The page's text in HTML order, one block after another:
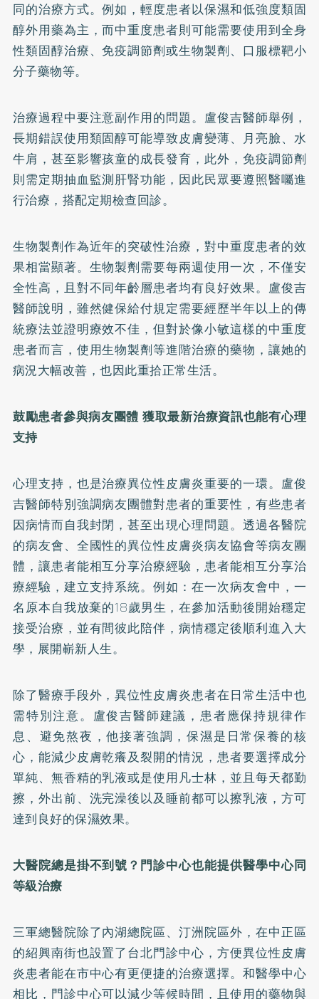
同的治療方式。例如，輕度患者以保濕和低強度類固
醇外用藥為主，而中重度患者則可能需要使用到全身
性類固醇治療、免疫調節劑或生物製劑、口服標靶小
分子藥物等。
治療過程中要注意副作用的問題。盧俊吉醫師舉例，
長期錯誤使用類固醇可能導致皮膚變薄、月亮臉、水
牛肩，甚至影響孩童的成長發育，此外，免疫調節劑
則需定期抽血監測肝腎功能，因此民眾要遵照醫囑進
行治療，搭配定期檢查回診。
生物製劑作為近年的突破性治療，對中重度患者的效
果相當顯著。生物製劑需要每兩週使用一次，不僅安
全性高，且對不同年齡層患者均有良好效果。盧俊吉
醫師說明，雖然健保給付規定需要經歷半年以上的傳
統療法並證明療效不佳，但對於像小敏這樣的中重度
患者而言，使用生物製劑等進階治療的藥物，讓她的
病況大幅改善，也因此重拾正常生活。
鼓勵患者參與病友團體 獲取最新治療資訊也能有心理
支持
心理支持，也是治療異位性皮膚炎重要的一環。盧俊
吉醫師特別強調病友團體對患者的重要性，有些患者
因病情而自我封閉，甚至出現心理問題。透過各醫院
的病友會、全國性的異位性皮膚炎病友協會等病友團
體，讓患者能相互分享治療經驗，患者能相互分享治
療經驗，建立支持系統。例如：在一次病友會中，一
名原本自我放棄的18歲男生，在參加活動後開始穩定
接受治療，並有間彼此陪伴，病情穩定後順利進入大
學，展開嶄新人生。
除了醫療手段外，異位性皮膚炎患者在日常生活中也
需特別注意。盧俊吉醫師建議，患者應保持規律作
息、避免熬夜，他接著強調，保濕是日常保養的核
心，能減少皮膚乾癢及裂開的情況，患者要選擇成分
單純、無香精的乳液或是使用凡士林，並且每天都勤
擦，外出前、洗完澡後以及睡前都可以擦乳液，方可
達到良好的保濕效果。
大醫院總是掛不到號？門診中心也能提供醫學中心同
等級治療
三軍總醫院除了內湖總院區、汀洲院區外，在中正區
的紹興南街也設置了台北門診中心，方便異位性皮膚
炎患者能在市中心有更便捷的治療選擇。和醫學中心
相比，門診中心可以減少等候時間，且使用的藥物與